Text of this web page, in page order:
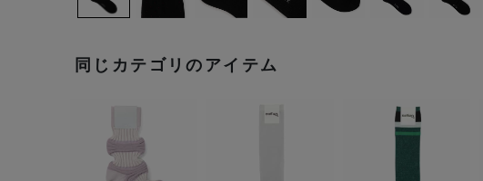
同じカテゴリのアイテム